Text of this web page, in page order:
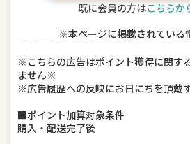
本・雑誌・コミック ゲー
楽器、手芸、コレクション 車用
美容・コスメ・香水
ペット・ペットグッズ
既に会員の方はこちらか
※本ページに掲載されている
※こちらの広告はポイント獲得に関す
ません※
※広告履歴への反映にお日にちを頂戴
■ポイント加算対象条件
購入・配送完了後